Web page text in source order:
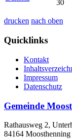
30
drucken nach oben
Quicklinks
Kontakt
Impressum
Datenschutz
Gemeinde
Rathausweg 2,
84164 Moosthenning